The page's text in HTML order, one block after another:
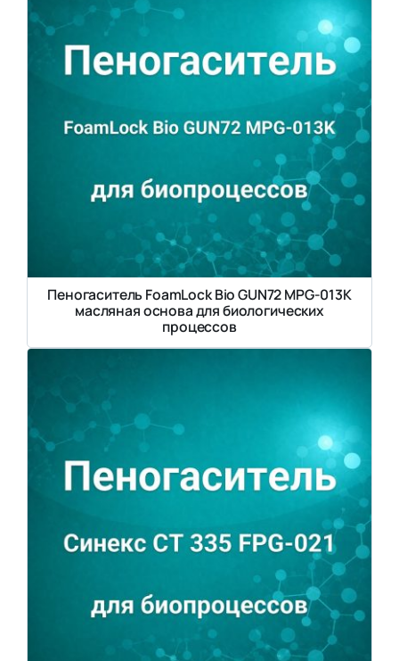
Пеногаситель FoamLock Bio GUN72 MPG-013K
масляная основа для биологических
процессов